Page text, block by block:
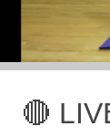
🔴